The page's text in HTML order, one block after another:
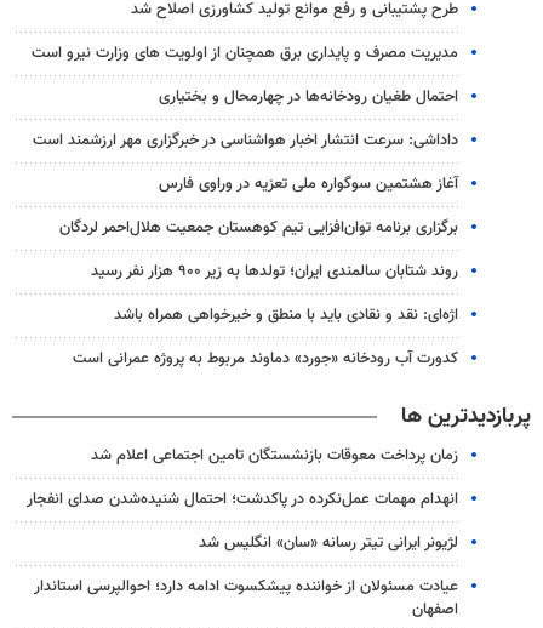
طرح پشتیبانی و رفع موانع تولید کشاورزی اصلاح شد
مدیریت مصرف و پایداری برق همچنان از اولویت های وزارت نیرو است
احتمال طغیان رودخانه‌ها در چهارمحال و بختیاری
داداشی: سرعت انتشار اخبار هواشناسی در خبرگزاری مهر ارزشمند است
آغاز هشتمین سوگواره ملی تعزیه در وراوی فارس
برگزاری برنامه توان‌افزایی تیم کوهستان جمعیت هلال‌احمر لردگان
روند شتابان سالمندی ایران؛ تولدها به زیر ۹۰۰ هزار نفر رسید
اژه‌ای: نقد و نقادی باید با منطق و خیرخواهی همراه باشد
کدورت آب رودخانه «جورد» دماوند مربوط به پروژه عمرانی است
پربازدیدترین ها
زمان پرداخت معوقات بازنشستگان تامین اجتماعی اعلام شد
انهدام مهمات عمل‌نکرده در پاکدشت؛ احتمال شنیده‌شدن صدای انفجار
لژیونر ایرانی تیتر رسانه «سان» انگلیس شد
عیادت مسئولان از خواننده پیشکسوت ادامه دارد؛ احوالپرسی استاندار
اصفهان